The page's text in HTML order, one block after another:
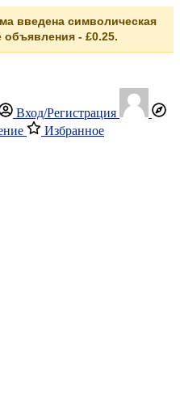
введена символическая
объявления - £0.25.
Вход/Регистрация
Избранное